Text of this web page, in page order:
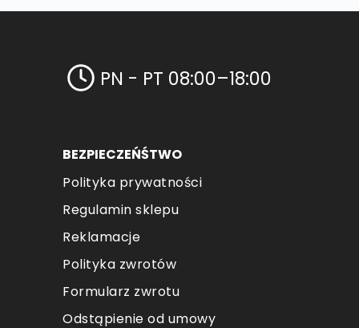
PN - PT 08:00–18:00
BEZPIECZEŃŚTWO
Polityka prywatności
Regulamin sklepu
Reklamacje
Polityka zwrotów
Formularz zwrotu
Odstąpienie od umowy